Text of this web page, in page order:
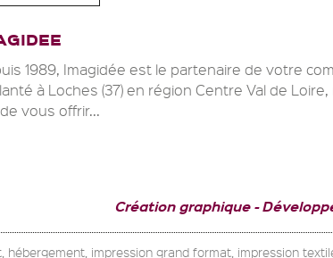
1989, Imagidée est le partenaire de votre
à Loches (37) en région Centre Val de
vous offrir...
Création graphique
hébergement, impression grand format, impression